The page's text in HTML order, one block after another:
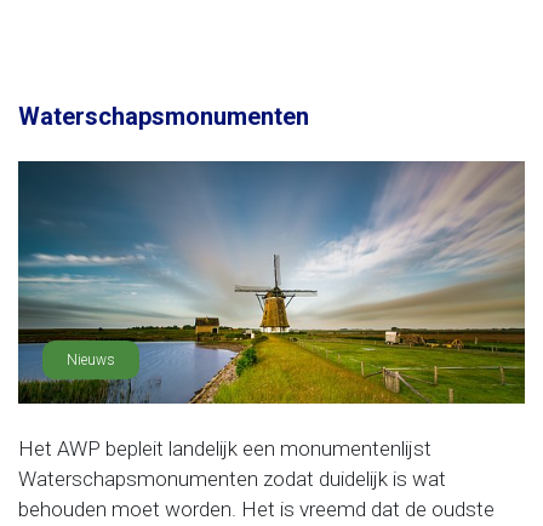
Waterschapsmonumenten
Nieuws
Het AWP bepleit landelijk een monumentenlijst
Waterschapsmonumenten zodat duidelijk is wat
behouden moet worden. Het is vreemd dat de oudste